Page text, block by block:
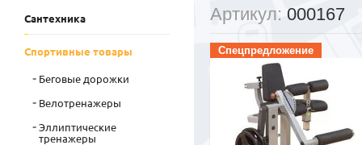
Артикул: 000167
Спецпредложение
Сантехника
Спортивные товары
Беговые дорожки
Велотренажеры
Эллиптические
тренажеры